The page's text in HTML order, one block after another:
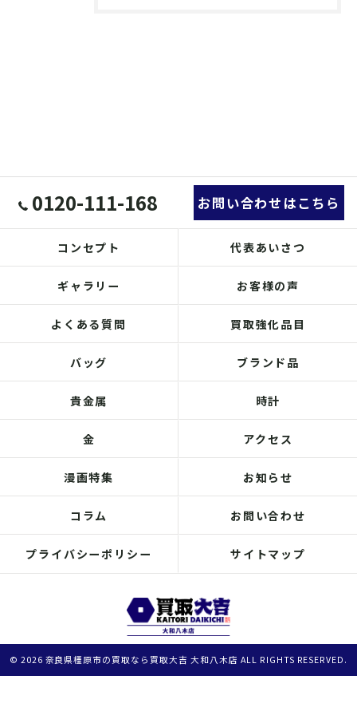
0120-111-168 お問い合わせはこちら
コンセプト 代表あいさつ
ギャラリー お客様の声
よくある質問 買取強化品目
バッグ ブランド品
貴金属 時計
金 アクセス
漫画特集 お知らせ
コラム お問い合わせ
プライバシーポリシー サイトマップ
© 2026 奈良県橿原市の買取なら買取大吉 大和八木店 ALL RIGHTS RESERVED.